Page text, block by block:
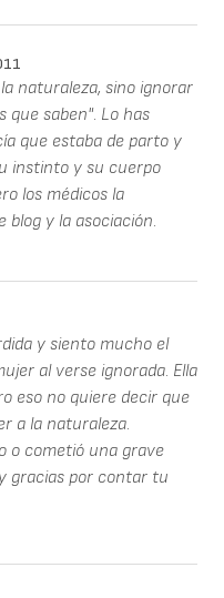
naturaleza, sino ignorar
que saben". Lo has
que estaba de parto y
instinto y su cuerpo
los médicos la
blog y la asociación.
y siento mucho el
al verse ignorada. Ella
eso no quiere decir que
a la naturaleza.
o cometió una grave
gracias por contar tu